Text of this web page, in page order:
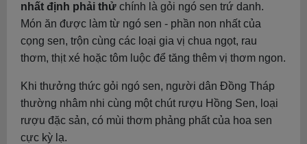
nhất định phải thử chính là gỏi ngó sen trứ danh.
Món ăn được làm từ ngó sen - phần non nhất của
cọng sen, trộn cùng các loại gia vị chua ngọt, rau
thơm, thịt xé hoặc tôm luộc để tăng thêm vị thơm ngon.
Khi thưởng thức gỏi ngó sen, người dân Đồng Tháp
thường nhâm nhi cùng một chút rượu Hồng Sen, loại
rượu đặc sản, có mùi thơm phảng phất của hoa sen
cực kỳ lạ.